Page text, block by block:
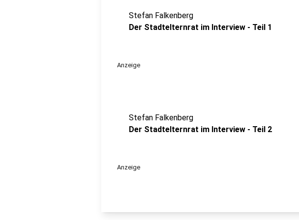
Stefan Falkenberg
Der Stadtelternrat im Interview - Teil 1
Anzeige
Stefan Falkenberg
Der Stadtelternrat im Interview - Teil 2
Anzeige